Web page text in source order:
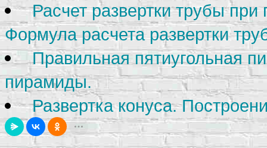
Расчет развертки трубы при
Формула расчета развертки
Правильная пятиугольная
пирамиды.
Развертка конуса.